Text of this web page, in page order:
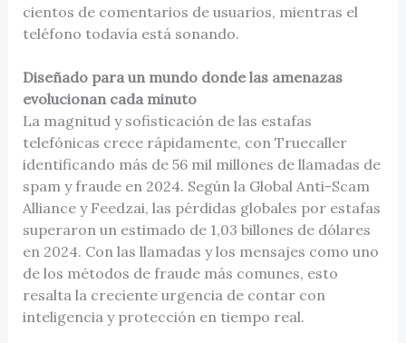
cientos de comentarios de usuarios, mientras el
teléfono todavía está sonando.
Diseñado para un mundo donde las amenazas
evolucionan cada minuto
La magnitud y sofisticación de las estafas
telefónicas crece rápidamente, con Truecaller
identificando más de 56 mil millones de llamadas de
spam y fraude en 2024. Según la Global Anti-Scam
Alliance y Feedzai, las pérdidas globales por estafas
superaron un estimado de 1,03 billones de dólares
en 2024. Con las llamadas y los mensajes como uno
de los métodos de fraude más comunes, esto
resalta la creciente urgencia de contar con
inteligencia y protección en tiempo real.